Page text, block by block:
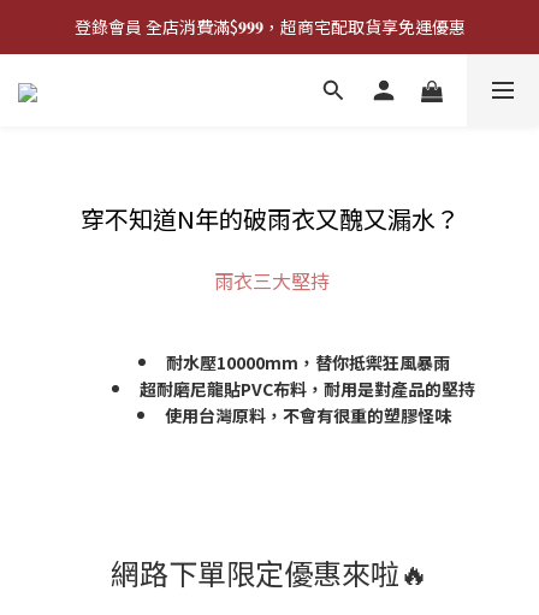
登錄會員 全店消費滿$𝟗𝟗𝟗，超商宅配取貨享免運優惠
登錄會員 全店消費滿$𝟗𝟗𝟗，超商宅配取貨享免運優惠
歡迎來門市試戴尺寸
穿不知道N年的破雨衣又醜又漏水？
雨衣三大堅持
耐水壓10000mm，替你抵禦狂風暴雨
超耐磨尼龍貼PVC布料，耐用是對產品的堅持
使用台灣原料，不會有很重的塑膠怪味
網路下單限定優惠來啦🔥